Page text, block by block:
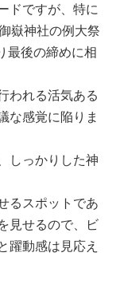
ドですが、特に
嶽神社の例大祭
最後の締めに相
われる活気ある
な感覚に陥りま
しっかりした神
るスポットであ
見せるので、ビ
躍動感は見応え